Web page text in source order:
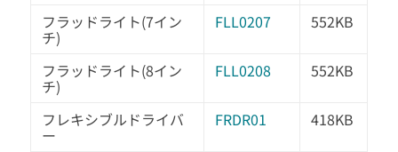
フラッドライト(7イン
チ)
FLL0207 552KB
フラッドライト(8イン
チ)
FLL0208 552KB
フレキシブルドライバ
ー
FRDR01 418KB